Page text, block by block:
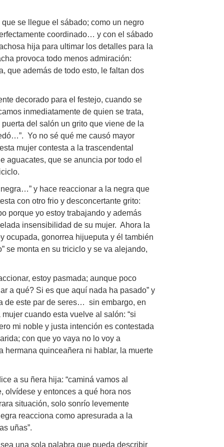
se llegue el sábado; como un negro
coordinado… y con el sábado
hija para ultimar los detalles para la
provoca todo menos admiración:
que además de todo esto, le faltan dos
decorado para el festejo, cuando se
inmediatamente de quien se trata,
del salón un grito que viene de la
Yo no sé qué me causó mayor
mujer contesta a la trascendental
aguacates, que se anuncia por todo el
y hace reaccionar a la negra que
con otro frio y desconcertante grito:
porque yo estoy trabajando y además
insensibilidad de su mujer. Ahora la
ocupada, gonorrea hijueputa y él también
se monta en su triciclo y se va alejando,
estoy pasmada; aunque poco
a qué? Si es que aquí nada ha pasado” y
de este par de seres… sin embargo, en
cuando esta vuelve al salón: “si
mi noble y justa intención es contestada
con que yo vaya no lo voy a
quinceañera ni hablar, la muerte
a su ñera hija: “caminá vamos al
olvídese y entonces a qué hora nos
situación, solo sonrío levemente
reacciona como apresurada a la
uñas”.
una sola palabra que pueda describir